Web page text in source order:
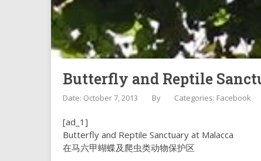
Butterfly and Reptile
Date: October 7, 2013 By Categories: Facebook
[ad_1]
Butterfly and Reptile Sanctuary at Malacca
在马六甲蝴蝶及爬虫类动物保护区